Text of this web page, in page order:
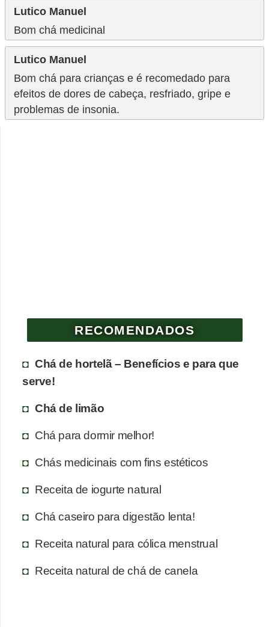
Lutico Manuel
Bom chá medicinal
Lutico Manuel
Bom chá para crianças e é recomedado para
efeitos de dores de cabeça, resfriado, gripe e
problemas de insonia.
RECOMENDADOS
Chá de hortelã – Benefícios e para que
serve!
Chá de limão
Chá para dormir melhor!
Chás medicinais com fins estéticos
Receita de iogurte natural
Chá caseiro para digestão lenta!
Receita natural para cólica menstrual
Receita natural de chá de canela